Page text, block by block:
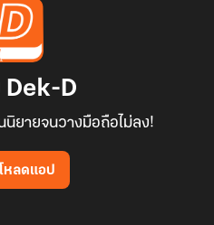
Dek-D
ยายจนวางมือถือไม่ลง!
หลดแอป